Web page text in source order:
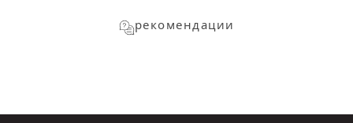
рекомендации